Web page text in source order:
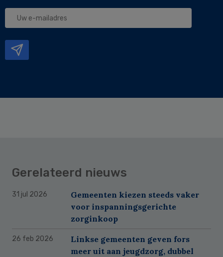
Uw
Gerelateerd nieuws
31 jul 2026
Gemeenten kiezen steeds vaker
voor inspanningsgerichte
zorginkoop
26 feb 2026
Linkse gemeenten geven fors
meer uit aan jeugdzorg, dubbel